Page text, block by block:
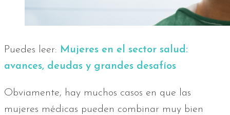
Puedes leer: Mujeres en el sector salud:
avances, deudas y grandes desafíos
Obviamente, hay muchos casos en que las
mujeres médicas pueden combinar muy bien